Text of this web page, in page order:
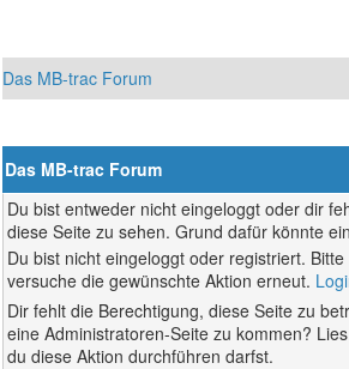
Das MB-trac Forum
Das MB-trac Forum
Du bist entweder nicht eingeloggt oder dir
diese Seite zu sehen. Grund dafür könnte
Du bist nicht eingeloggt oder registriert.
versuche die gewünschte Aktion erneut.
Dir fehlt die Berechtigung, diese Seite zu
eine Administratoren-Seite zu kommen?
du diese Aktion durchführen darfst.